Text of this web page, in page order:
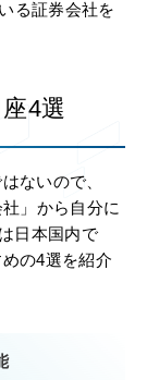
る証券会社を
4選
ないので、
」から自分に
日本国内で
の4選を紹介